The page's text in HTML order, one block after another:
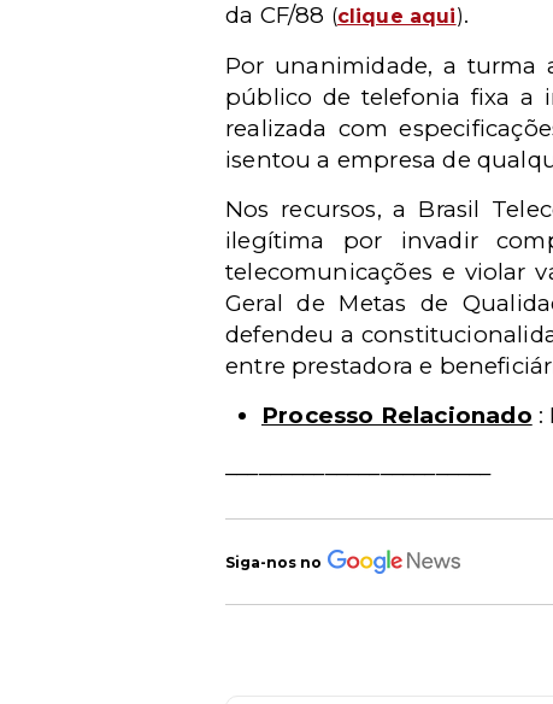
da CF/88 (clique aqui).
Por unanimidade, a turma
público de telefonia fixa a
realizada com
isentou a empresa de
Nos recursos, a Brasil
ilegítima por invadir
telecomunicações e violar
Geral de Metas de
defendeu a
entre prestadora e
Processo Relacionado :
Siga-nos no